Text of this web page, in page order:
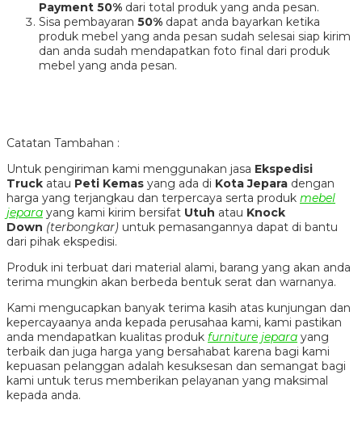
Payment 50% dari total produk yang anda pesan.
Sisa pembayaran 50% dapat anda bayarkan ketika
produk mebel yang anda pesan sudah selesai siap kirim
dan anda sudah mendapatkan foto final dari produk
mebel yang anda pesan.
Catatan Tambahan :
Untuk pengiriman kami menggunakan jasa Ekspedisi
Truck atau Peti Kemas yang ada di Kota Jepara dengan
harga yang terjangkau dan terpercaya serta produk mebel
jepara yang kami kirim bersifat Utuh atau Knock
Down (terbongkar) untuk pemasangannya dapat di bantu
dari pihak ekspedisi.
Produk ini terbuat dari material alami, barang yang akan anda
terima mungkin akan berbeda bentuk serat dan warnanya.
Kami mengucapkan banyak terima kasih atas kunjungan dan
kepercayaanya anda kepada perusahaa kami, kami pastikan
anda mendapatkan kualitas produk furniture jepara yang
terbaik dan juga harga yang bersahabat karena bagi kami
kepuasan pelanggan adalah kesuksesan dan semangat bagi
kami untuk terus memberikan pelayanan yang maksimal
kepada anda.